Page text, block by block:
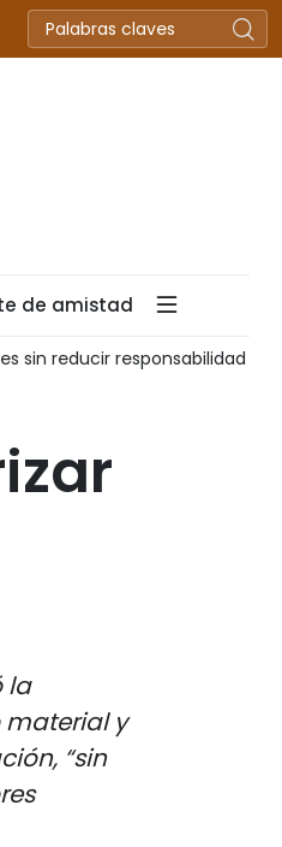
de amistad
para simplificar trámites
la
material y
“sin